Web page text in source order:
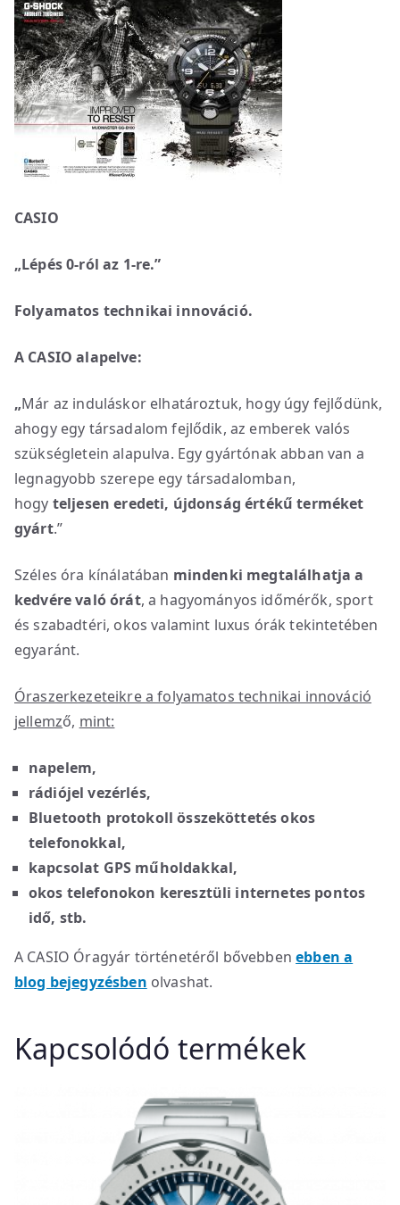
CASIO
„Lépés 0-ról az 1-re.”
Folyamatos technikai innováció.
A CASIO alapelve:
„Már az induláskor elhatároztuk, hogy úgy fejlődünk,
ahogy egy társadalom fejlődik, az emberek valós
szükségletein alapulva. Egy gyártónak abban van a
legnagyobb szerepe egy társadalomban,
hogy teljesen eredeti, újdonság értékű terméket
gyárt.”
Széles óra kínálatában mindenki megtalálhatja a
kedvére való órát, a hagyományos időmérők, sport
és szabadtéri, okos valamint luxus órák tekintetében
egyaránt.
Óraszerkezeteikre a folyamatos technikai innováció
jellemző, mint:
napelem,
rádiójel vezérlés,
Bluetooth protokoll összeköttetés okos
telefonokkal,
kapcsolat GPS műholdakkal,
okos telefonokon keresztüli internetes pontos
idő, stb.
A CASIO Óragyár történetéről bővebbenebben a
blog bejegyzésben olvashat.
Kapcsolódó termékek